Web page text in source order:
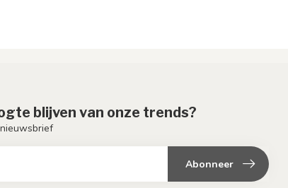
blijven van onze trends?
Abonneer